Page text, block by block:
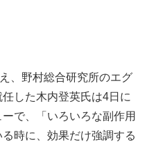
、野村総合研究所のエグ
した木内登英氏は4日に
で、「いろいろな副作用
時に、効果だけ強調する